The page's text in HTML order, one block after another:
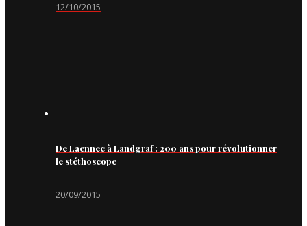
12/10/2015
De Laennec à Landgraf : 200 ans pour révolutionner
le stéthoscope
20/09/2015